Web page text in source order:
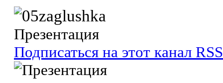
Презентация
Подписаться на этот канал RSS